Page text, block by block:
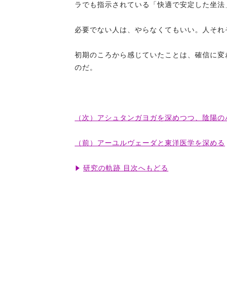
ラでも指示されている「快適で安定した坐法
必要でない人は、やらなくてもいい。人それ
初期のころから感じていたことは、確信に
のだ。
（次）アシュタンガヨガを深めつつ、陰陽
（前）アーユルヴェーダと東洋医学を深める
研究の軌跡 目次へもどる